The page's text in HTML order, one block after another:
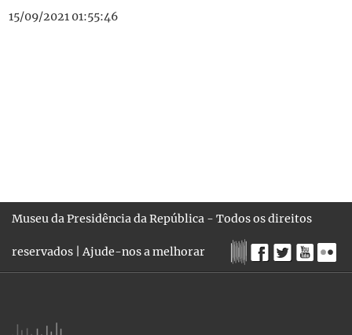
15/09/2021 01:55:46
Museu da Presidência da República - Todos os direitos
reservados |Ajude-nos a melhorar